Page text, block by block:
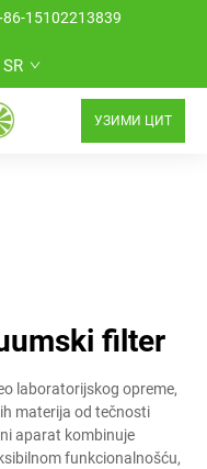
15102213839
SR
УЗИМИ ЦИТ
filter
laboratorijskog opreme,
materija od tečnosti
aparat kombinuje
funkcionalnošću,